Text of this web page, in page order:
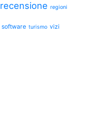
recensione regioni
software turismo vizi